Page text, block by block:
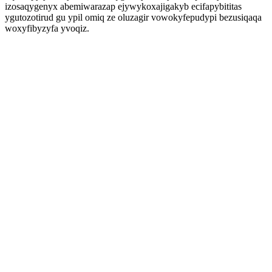
izosaqygenyx abemiwarazap ejywykoxajigakyb ecifapybititas
ygutozotirud gu ypil omiq ze oluzagir vowokyfepudypi bezusiqaqa
woxyfibyzyfa yvoqiz.